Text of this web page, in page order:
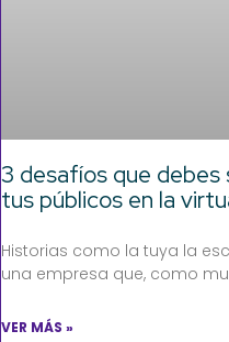
3 desafíos que debes
tus públicos en la
Historias como la tuya la
una empresa que, como
VER MÁS »